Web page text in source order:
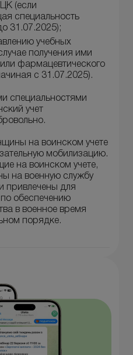
(если
специальность
31.07.2025);
учебных
получения ими
фармацевтического
с 31.07.2025).
специальностями
учет
на воинском учете
мобилизацию.
на воинском учете,
на военную службу
привлечены для
обеспечению
в военное время
порядке.